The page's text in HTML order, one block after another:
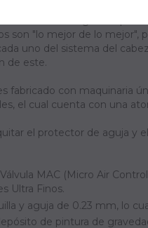
están dirigidos a
son "lo mejor de lo
uno del sistema del
de este.
fabricado con maquinaria
el cual cuenta con una
el protector de aguja
MAC (Micro Air
Ultra Finos.
y aguja de 0.23 mm, lo
de pintura de